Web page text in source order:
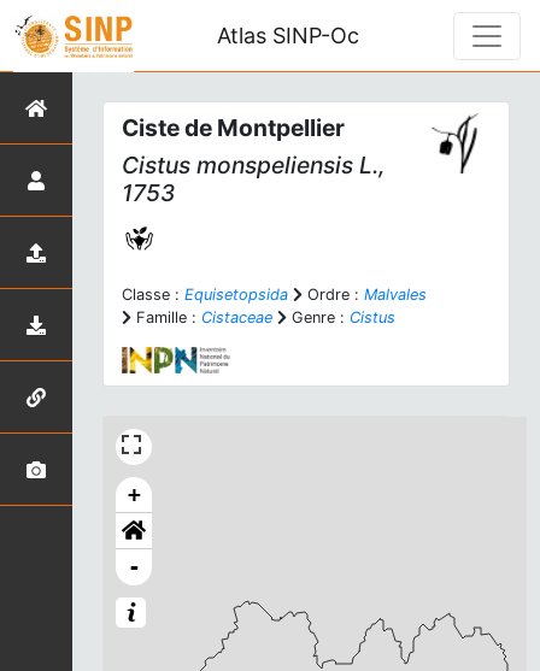
Atlas SINP-Oc
Ciste de Montpellier
Cistus monspeliensis L.,
1753
Classe : Equisetopsida Ordre : Malvales
Famille : Cistaceae Genre : Cistus
+
-